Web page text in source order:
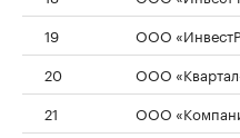
19
ООО
20
ООО
21
ООО